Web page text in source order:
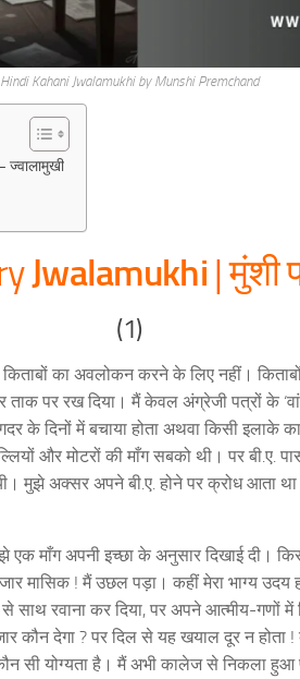
Hindi Kahani Jwalamukhi by Munshi Premchand
Jwalamukhi | मुंशी
(1)
किताबों का अवलोकन करने के लिए नहीं।
पर रख दिया। मैं केवल अंग्रेजी पत्रों के
के दिनों में बचाया होता अथवा किसी इलाके का
और मोटरों की माँग सबको थी। पर बी.ए.
अक्सर अपने बी.ए. होने पर क्रोध आता था।
एक माँग अपनी इच्छा के अनुसार दिखाई दी।
मासिक ! मैं उछल पड़ा। कहीं मेरा भाग्य उदय
रवाना कर दिया, पर अपने आत्मीय-गणों
कौन देगा ? पर दिल से यह खयाल दूर न होता
सी योग्यता है। मैं अभी कालेज से निकला